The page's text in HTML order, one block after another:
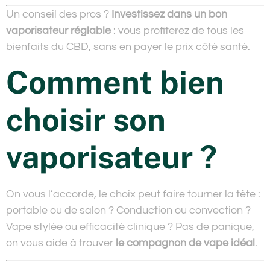
Un conseil des pros ? Investissez dans un bon
vaporisateur réglable: vous profiterez de tous les
bienfaits du CBD, sans en payer le prix côté santé.
Comment bien
choisir son
vaporisateur ?
On vous l’accorde, le choix peut faire tourner la tête :
portable ou de salon ? Conduction ou convection ?
Vape stylée ou efficacité clinique ? Pas de panique,
on vous aide à trouver le compagnon de vape idéal .